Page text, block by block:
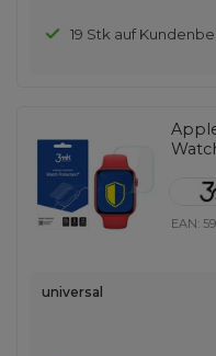
19 Stk auf
EAN:
universal